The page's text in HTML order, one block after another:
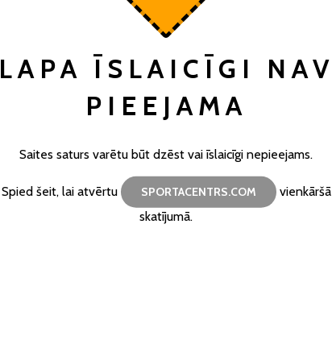
LAPA ĪSLAICĪGI NAV
PIEEJAMA
Saites saturs varētu būt dzēst vai īslaicīgi nepieejams.
Spied šeit, lai atvērtu SPORTACENTRS.COM
vienkāršā
skatījumā.